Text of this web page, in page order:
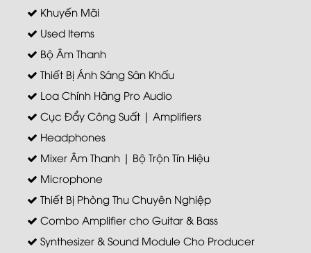
Khuyến Mãi
Used Items
Bộ Âm Thanh
Thiết Bị Ánh Sáng Sân Khấu
Loa Chính Hãng Pro Audio
Cục Đẩy Công Suất | Amplifiers
Headphones
Mixer Âm Thanh | Bộ Trộn Tín Hiệu
Microphone
Thiết Bị Phòng Thu Chuyên Nghiệp
Combo Amplifier cho Guitar & Bass
Synthesizer & Sound Module Cho Producer